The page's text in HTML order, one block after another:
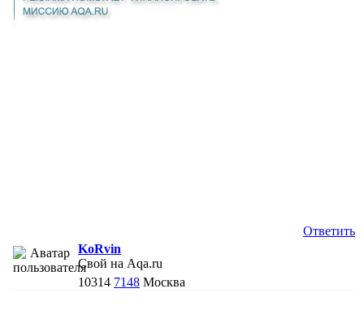
Ответить
KoRvin
Свой на Aqa.ru
10314 7148 Москва